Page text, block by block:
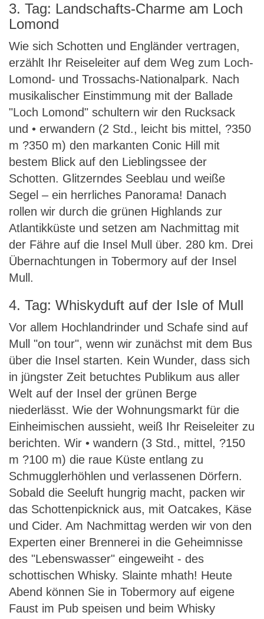
3. Tag: Landschafts-Charme am Loch
Lomond
Wie sich Schotten und Engländer vertragen,
erzählt Ihr Reiseleiter auf dem Weg zum Loch-
Lomond- und Trossachs-Nationalpark. Nach
musikalischer Einstimmung mit der Ballade
"Loch Lomond" schultern wir den Rucksack
und • erwandern (2 Std., leicht bis mittel, ?350
m ?350 m) den markanten Conic Hill mit
bestem Blick auf den Lieblingssee der
Schotten. Glitzerndes Seeblau und weiße
Segel – ein herrliches Panorama! Danach
rollen wir durch die grünen Highlands zur
Atlantikküste und setzen am Nachmittag mit
der Fähre auf die Insel Mull über. 280 km. Drei
Übernachtungen in Tobermory auf der Insel
Mull.
4. Tag: Whiskyduft auf der Isle of Mull
Vor allem Hochlandrinder und Schafe sind auf
Mull "on tour", wenn wir zunächst mit dem Bus
über die Insel starten. Kein Wunder, dass sich
in jüngster Zeit betuchtes Publikum aus aller
Welt auf der Insel der grünen Berge
niederlässt. Wie der Wohnungsmarkt für die
Einheimischen aussieht, weiß Ihr Reiseleiter zu
berichten. Wir • wandern (3 Std., mittel, ?150
m ?100 m) die raue Küste entlang zu
Schmugglerhöhlen und verlassenen Dörfern.
Sobald die Seeluft hungrig macht, packen wir
das Schottenpicknick aus, mit Oatcakes, Käse
und Cider. Am Nachmittag werden wir von den
Experten einer Brennerei in die Geheimnisse
des "Lebenswasser" eingeweiht - des
schottischen Whisky. Slainte mhath! Heute
Abend können Sie in Tobermory auf eigene
Faust im Pub speisen und beim Whisky